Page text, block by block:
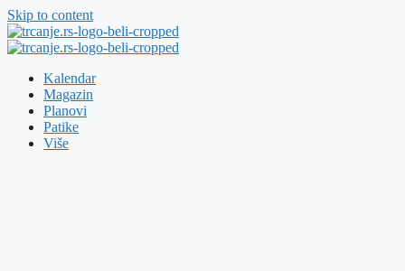
Skip to content
Kalendar
Magazin
Planovi
Patike
Više